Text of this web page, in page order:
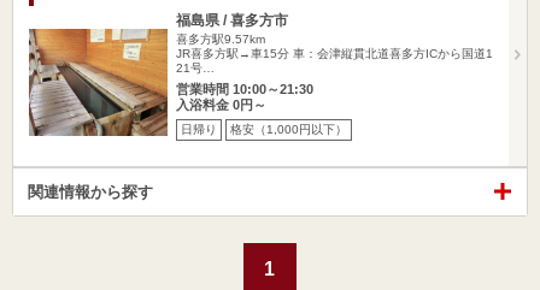
福島県 / 喜多方市
喜多方駅9.57km
JR喜多方駅→車15分 車：会津縦貫北道喜多方ICから国道1
21号…
営業時間 10:00～21:30
入浴料金 0円～
日帰り 格安（1,000円以下）
関連情報から探す
1